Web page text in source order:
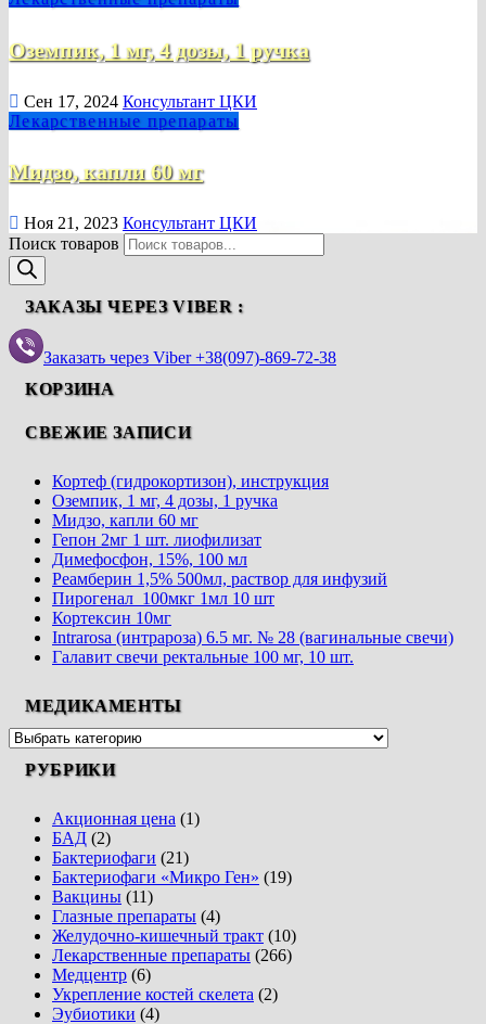
Оземпик, 1 мг, 4 дозы, 1 ручка
Сен 17, 2024 Консультант ЦКИ
Лекарственные препараты
Мидзо, капли 60 мг
Ноя 21, 2023 Консультант ЦКИ
Поиск товаров
ЗАКАЗЫ ЧЕРЕЗ VIBER :
Заказать через Viber +38(097)-869-72-38
КОРЗИНА
СВЕЖИЕ ЗАПИСИ
Кортеф (гидрокортизон), инструкция
Оземпик, 1 мг, 4 дозы, 1 ручка
Мидзо, капли 60 мг
Гепон 2мг 1 шт. лиофилизат
Димефосфон, 15%, 100 мл
Реамберин 1,5% 500мл, раствор для инфузий
Пирогенал 100мкг 1мл 10 шт
Кортексин 10мг
Intrarosa (интрароза) 6.5 мг. № 28 (вагинальные свечи)
Галавит свечи ректальные 100 мг, 10 шт.
МЕДИКАМЕНТЫ
РУБРИКИ
Акционная цена (1)
БАД (2)
Бактериофаги (21)
Бактериофаги «Микро Ген» (19)
Вакцины (11)
Глазные препараты (4)
Желудочно-кишечный тракт (10)
Лекарственные препараты (266)
Медцентр (6)
Укрепление костей скелета (2)
Эубиотики (4)